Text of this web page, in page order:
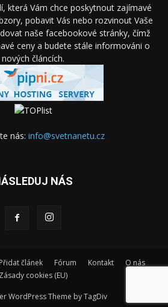
která Vám chce poskytnout zajímavé
pobavit Vás nebo rozvinout Vaše
naše facebookové stránky, čímž
ceny a budete stále informováni o
nových článcích.
nás: info@svetnanetu.cz
NÁS
Přidat článek Fórum Kontakt
O nás
Zásady cookies (EU)
WordPress Theme by TagDiv